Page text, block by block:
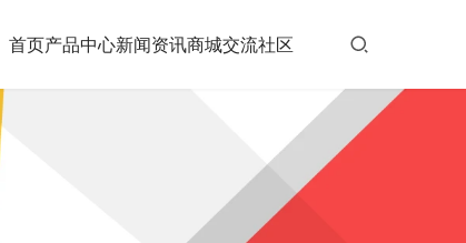
首页产品中心新闻资讯商城交流社区